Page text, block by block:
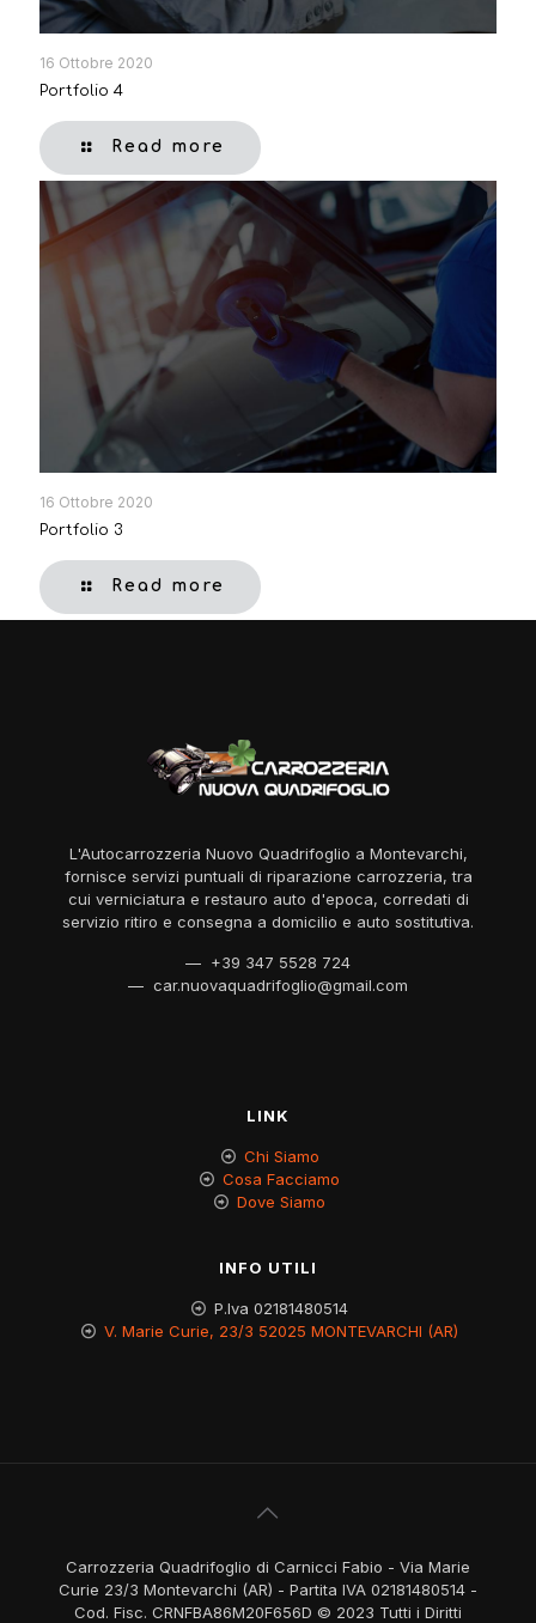
16 Ottobre 2020
Portfolio 4
Read more
16 Ottobre 2020
Portfolio 3
Read more
L'Autocarrozzeria Nuovo Quadrifoglio a Montevarchi,
fornisce servizi puntuali di riparazione carrozzeria, tra
cui verniciatura e restauro auto d'epoca, corredati di
servizio ritiro e consegna a domicilio e auto sostitutiva.
— +39 347 5528 724
— car.nuovaquadrifoglio@gmail.com
LINK
Chi Siamo
Cosa Facciamo
Dove Siamo
INFO UTILI
P.Iva 02181480514
V. Marie Curie, 23/3 52025 MONTEVARCHI (AR)
Carrozzeria Quadrifoglio di Carnicci Fabio - Via Marie
Curie 23/3 Montevarchi (AR) - Partita IVA 02181480514 -
Cod. Fisc. CRNFBA86M20F656D © 2023 Tutti i Diritti